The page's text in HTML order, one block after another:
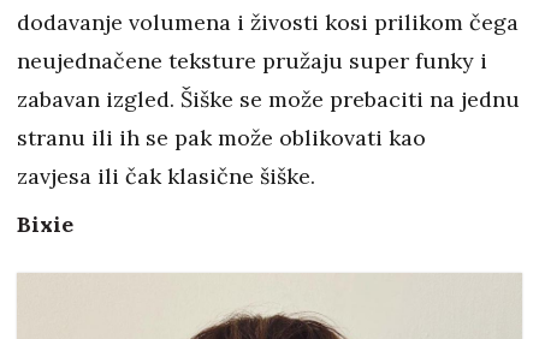
dodavanje volumena i živosti kosi prilikom čega
neujednačene teksture pružaju super funky i
zabavan izgled. Šiške se može prebaciti na jednu
stranu ili ih se pak može oblikovati kao
zavjesa ili čak klasične šiške.
Bixie